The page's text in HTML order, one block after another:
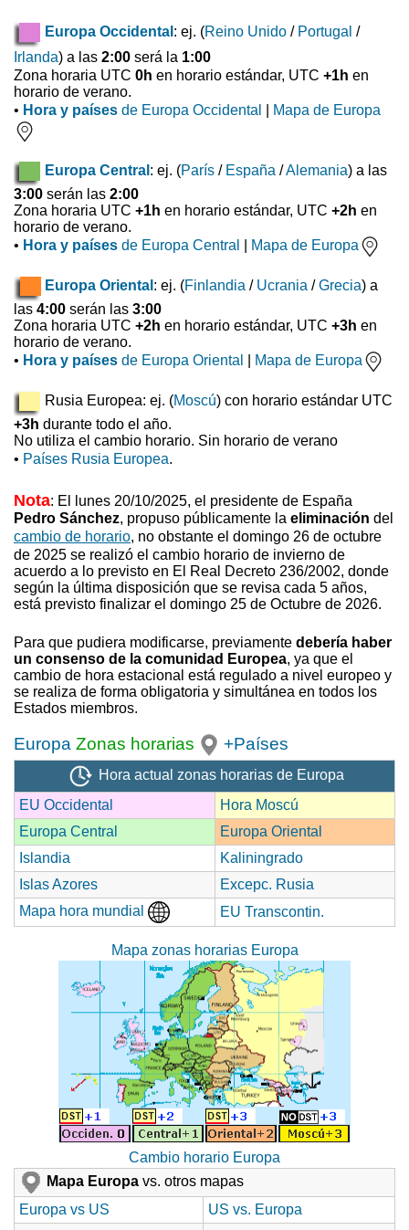
Europa Occidental : ej. (Reino Unido / Portugal /
Irlanda) a las 2:00 será la 1:00
Zona horaria UTC 0h en horario estándar, UTC +1h en
horario de verano.
• Hora y países de Europa Occidental Mapa de Europa
Europa Central : ej. (París / España /Alemania) a las
3:00 serán las 2:00
Zona horaria UTC +1h en horario estándar, UTC +2h en
horario de verano.
• Hora y países de Europa Central Mapa de Europa
Europa Oriental : ej. (Finlandia / Ucrania /Grecia) a
las 4:00 serán las 3:00
Zona horaria UTC +2h en horario estándar, UTC +3h en
horario de verano.
• Hora y países de Europa Oriental Mapa de Europa
Rusia Europea: ej. (Moscú) con horario estándar UTC
+3h durante todo el año.
No utiliza el cambio horario. Sin horario de verano
• Países Rusia Europea.
Nota: El lunes 20/10/2025, el presidente de España
Pedro Sánchez, propuso públicamente la eliminación del
cambio de horario, no obstante el domingo 26 de octubre
de 2025 se realizó el cambio horario de invierno de
acuerdo a lo previsto en El Real Decreto 236/2002, donde
según la última disposición que se revisa cada 5 años,
está previsto finalizar el domingo 25 de Octubre de 2026.
Para que pudiera modificarse, previamente debería haber
un consenso de la comunidad Europea, ya que el
cambio de hora estacional está regulado a nivel europeo y
se realiza de forma obligatoria y simultánea en todos los
Estados miembros.
Europa Zonas horarias +Países
Hora actual zonas horarias de Europa
EU Occidental
Hora Moscú
Europa Central
Europa Oriental
Islandia
Kaliningrado
Islas Azores
Excepc. Rusia
Mapa hora mundial
EU Transcontin.
Mapa zonas horarias Europa
Cambio horario Europa
Mapa Europa vs. otros mapas
Europa vs US
US vs. Europa